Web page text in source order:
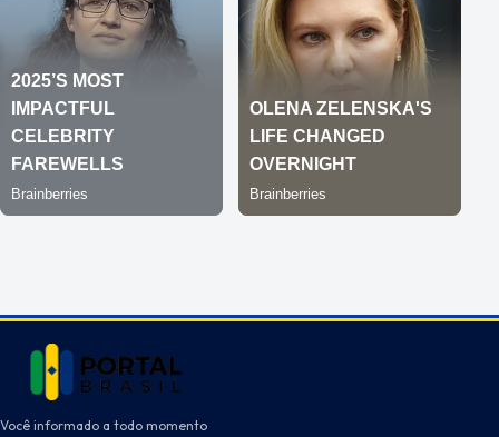
Você informado a todo momento